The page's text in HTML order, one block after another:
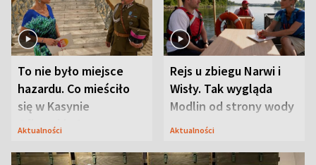
To nie było miejsce
hazardu. Co mieściło
się w Kasynie
Oficerskim?
Aktualności
Rejs u zbiegu Narwi i
Wisły. Tak wygląda
Modlin od strony wody
Aktualności